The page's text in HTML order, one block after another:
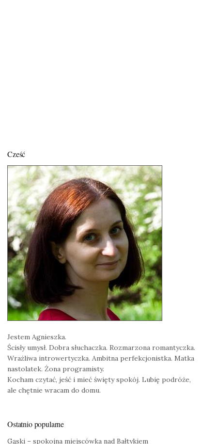
Cześć
Jestem Agnieszka.
Ścisły umysł. Dobra słuchaczka. Rozmarzona romantyczka.
Wrażliwa introwertyczka. Ambitna perfekcjonistka. Matka
nastolatek. Żona programisty.
Kocham czytać, jeść i mieć święty spokój. Lubię podróże,
ale chętnie wracam do domu.
Ostatnio popularne
Gąski – spokojna miejscówka nad Bałtykiem